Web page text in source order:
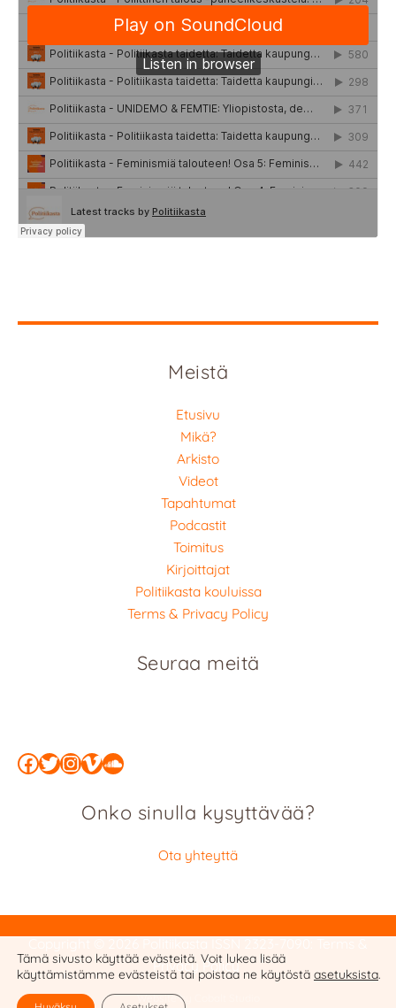
Meistä
Etusivu
Mikä?
Arkisto
Videot
Tapahtumat
Podcastit
Toimitus
Kirjoittajat
Politiikasta kouluissa
Terms & Privacy Policy
Seuraa meitä
Facebook
Twitter
Instagram
Vimeo
SoundCloud
Onko sinulla kysyttävää?
Ota yhteyttä
Privacy Policy
Website by Cobalt Studio
Tämä sivusto käyttää evästeitä. Voit lukea lisää
käyttämistämme evästeistä tai poistaa ne käytöstä asetuksista.